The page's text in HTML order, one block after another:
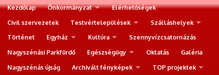
Kezdőlap Önkormányzat
Elérhetőségek
Civil szervezetek
Testvértelepülések
Szálláshelyek
Történet
Egyház Kultúra
Szennyvízcsatornázás
Nagyszénási Parkfürdő
Egészségügy Oktatás
Galéria
Nagyszénás újság
Archivált fényképek
TOP projektek